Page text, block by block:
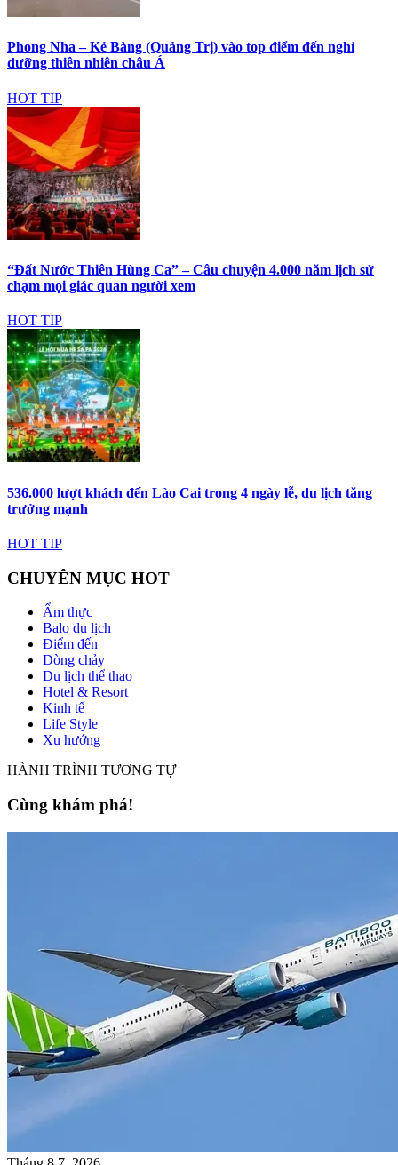
Phong Nha – Kẻ Bàng (Quảng Trị) vào top điểm đến nghỉ
dưỡng thiên nhiên châu Á
HOT TIP
“Đất Nước Thiên Hùng Ca” – Câu chuyện 4.000 năm lịch sử
chạm mọi giác quan người xem
HOT TIP
536.000 lượt khách đến Lào Cai trong 4 ngày lễ, du lịch tăng
trưởng mạnh
HOT TIP
CHUYÊN MỤC HOT
Ẩm thực
Balo du lịch
Điểm đến
Dòng chảy
Du lịch thể thao
Hotel & Resort
Kinh tế
Life Style
Xu hướng
HÀNH TRÌNH TƯƠNG TỰ
Cùng khám phá!